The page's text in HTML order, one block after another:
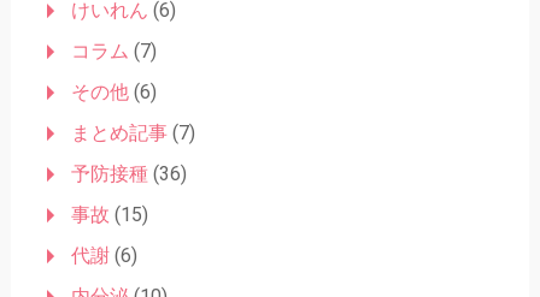
けいれん (6)
コラム (7)
その他(6)
まとめ記事(7)
予防接種(36)
事故 (15)
代謝(6)